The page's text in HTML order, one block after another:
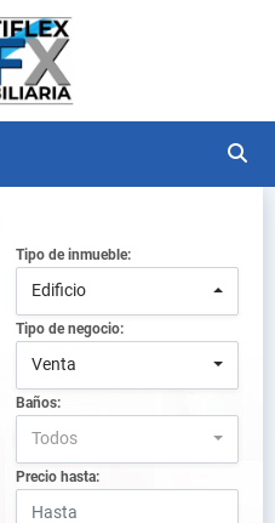
Tipo de inmueble:
Edificio
Tipo de negocio:
Venta
Baños:
Todos
Precio hasta: